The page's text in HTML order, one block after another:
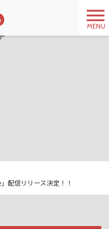
MENU
配信リリース決定！！